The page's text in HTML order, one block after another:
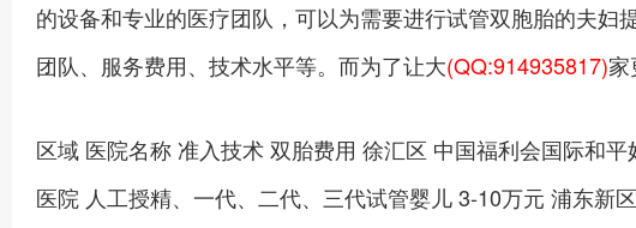
的设备和专业的医疗团队，可以为需要进行试管双胞胎的夫
团队、服务费用、技术水平等。而为了让大(QQ:914935817)
区域 医院名称 准入技术 双胎费用 徐汇区 中国福利会国际和平
医院 人工授精、一代、二代、三代试管婴儿 3-10万元 浦东新区